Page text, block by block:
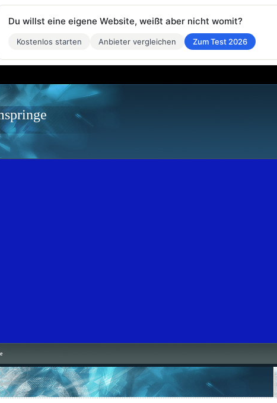
Du willst eine eigene Website, weißt aber nicht womit?
Kostenlos starten Anbieter vergleichen Zum Test 2026